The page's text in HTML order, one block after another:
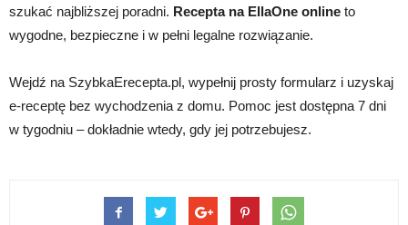
szukać najbliższej poradni. Recepta na EllaOne online to
wygodne, bezpieczne i w pełni legalne rozwiązanie.
Wejdź na SzybkaErecepta.pl, wypełnij prosty formularz i uzyskaj
e-receptę bez wychodzenia z domu. Pomoc jest dostępna 7 dni
w tygodniu – dokładnie wtedy, gdy jej potrzebujesz.